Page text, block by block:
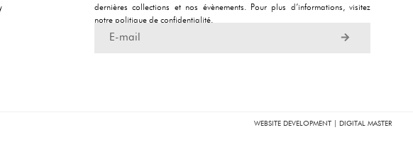
dernières collections et nos évènements. Pour plus d’informations, visitez
notre politique de confidentialité.
WEBSITE DEVELOPMENT | DIGITAL MASTER